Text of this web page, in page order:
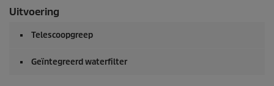
Uitvoering
Telescoopgreep
Geïntegreerd waterfilter